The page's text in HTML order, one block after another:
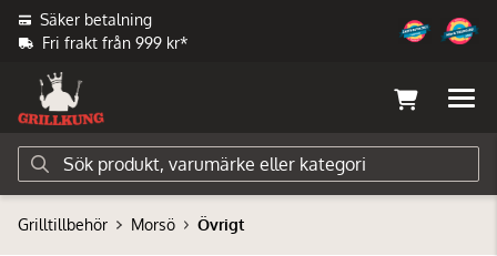
Säker betalning
Fri frakt från 999 kr*
Grilltillbehör Morsö Övrigt